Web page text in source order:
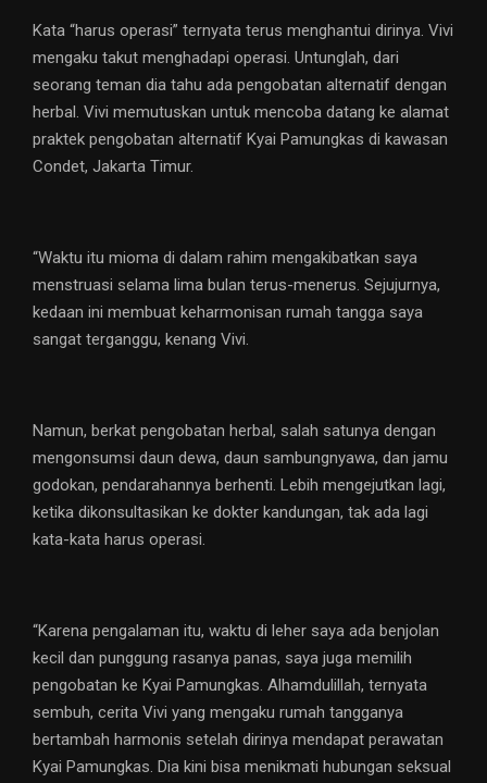
Kata “harus operasi” ternyata terus menghantui dirinya. Vivi
mengaku takut menghadapi operasi. Untunglah, dari
seorang teman dia tahu ada pengobatan alternatif dengan
herbal. Vivi memutuskan untuk mencoba datang ke alamat
praktek pengobatan alternatif Kyai Pamungkas di kawasan
Condet, Jakarta Timur.
“Waktu itu mioma di dalam rahim mengakibatkan saya
menstruasi selama lima bulan terus-menerus. Sejujurnya,
kedaan ini membuat keharmonisan rumah tangga saya
sangat terganggu, kenang Vivi.
Namun, berkat pengobatan herbal, salah satunya dengan
mengonsumsi daun dewa, daun sambungnyawa, dan jamu
godokan, pendarahannya berhenti. Lebih mengejutkan lagi,
ketika dikonsultasikan ke dokter kandungan, tak ada lagi
kata-kata harus operasi.
“Karena pengalaman itu, waktu di leher saya ada benjolan
kecil dan punggung rasanya panas, saya juga memilih
pengobatan ke Kyai Pamungkas. Alhamdulillah, ternyata
sembuh, cerita Vivi yang mengaku rumah tangganya
bertambah harmonis setelah dirinya mendapat perawatan
Kyai Pamungkas. Dia kini bisa menikmati hubungan seksual